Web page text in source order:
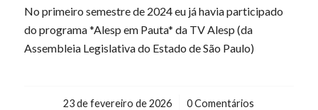
No primeiro semestre de 2024 eu já havia participado
do programa *Alesp em Pauta* da TV Alesp (da
Assembleia Legislativa do Estado de São Paulo)
23 de fevereiro de 2026
/ 0 Comentários